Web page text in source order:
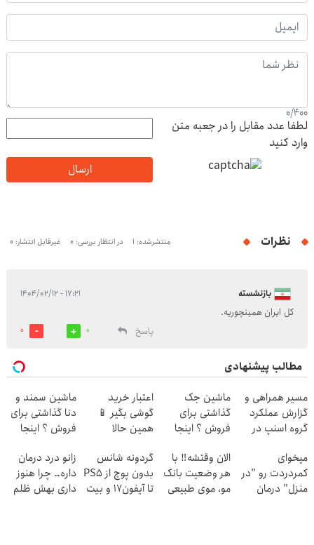
0/400
لطفا عدد مقابل را در جعبه متن
وارد کنید
ارسال
نظرات منتشرشده: 1 در انتظار بررسی: 0 غیرقابل انتشار: 0
بازنشسته ۱۷:۲۱ - ۱۴۰۴/۰۲/۱۲
کل ایران همینچوریه.
پاسخ
0
0
مطالب پیشنهادی
مسیر همراهی و
گزارش عملکرد
گروه اسنپ در
ماشین جک
گذاشتی برای
فروش ؟ اینجا
بفروش
اعتبار خرید
گوشی بگیر 📱
همین حالا
بده 🎯
ماشین سمند و
دنا گذاشتی برای
فروش ؟ اینجا
بفروش
میخوای
کمردردت رو "در
منزل" درمان
الان وقتشه‼️ با
هر وضعیت بانک
مو، موی طبیعی
گردونه شانس
بدون پوچ از PS5
تا آیفون17 و بیت
زانو درد درمان
داره… چرا هنوز
داری بهش ظلم